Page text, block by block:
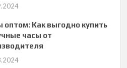
оптом: Как выгодно купить
часы от